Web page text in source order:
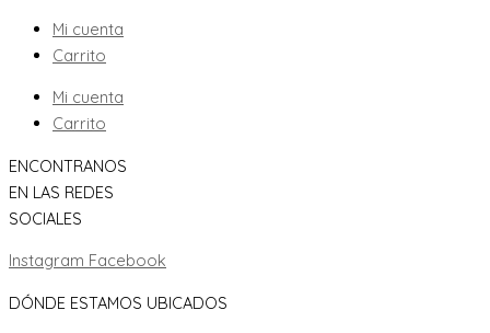
Mi cuenta
Carrito
Mi cuenta
Carrito
ENCONTRANOS
EN LAS REDES
SOCIALES
Instagram Facebook
DÓNDE ESTAMOS UBICADOS